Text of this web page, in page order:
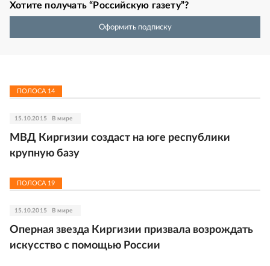
Хотите получать “Российскую газету”?
Оформить подписку
ПОЛОСА 14
15.10.2015 В мире
МВД Киргизии создаст на юге республики
крупную базу
ПОЛОСА 19
15.10.2015 В мире
Оперная звезда Киргизии призвала возрождать
искусство с помощью России